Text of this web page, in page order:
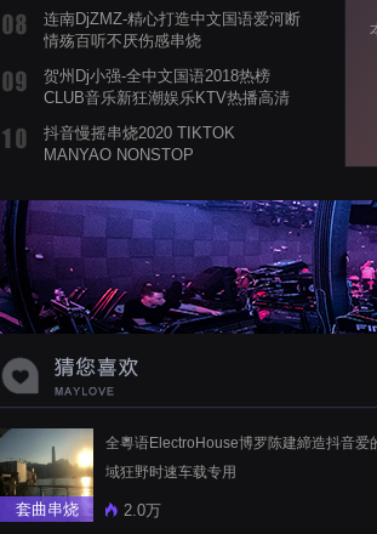
连南DjZMZ-精心打造中文国语爱河断
情殇百听不厌伤感串烧
贺州Dj小强-全中文国语2018热榜
CLUB音乐新狂潮娱乐KTV热播高清
抖音慢摇串烧2020 TIKTOK
MANYAO NONSTOP
蝉爸爸妈妈爱存在夏天的风是想你的
声音啊
套曲串烧
全粵语ElectroHouse博罗陈建締造抖音爱
域狂野时速车载专用
2.0万